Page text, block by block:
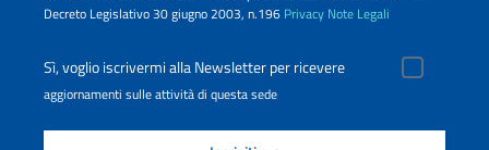
Decreto Legislativo 30 giugno 2003, n.196 Privacy Note Legali
Sì, voglio iscrivermi alla Newsletter per ricevere
aggiornamenti sulle attività di questa sede